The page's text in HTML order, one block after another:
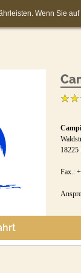
18225
Fax.:
Wenn Sie